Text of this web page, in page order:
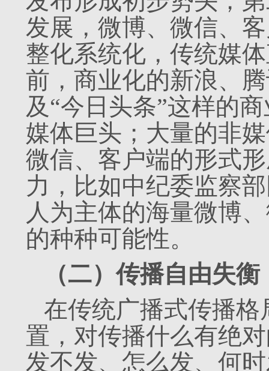
发展，微博、微信、
整化系统化，传统媒
前，商业化的新浪、
及“今日头条”这样的
媒体巨头；大量的非
微信、客户端的形式
力，比如中纪委监察
人为主体的海量微博
的种种可能性。
（二）传播自由失衡
在传统广播式传播
置，对传播什么有绝
发不发、怎么发、何